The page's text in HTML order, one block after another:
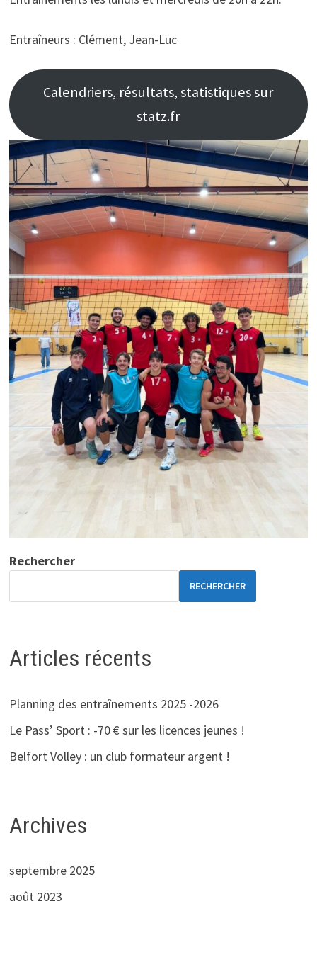
Entraîneurs : Clément, Jean-Luc
Calendriers, résultats, statistiques sur
statz.fr
Rechercher
RECHERCHER
Articles récents
Planning des entraînements 2025 -2026
Le Pass’ Sport : -70 € sur les licences jeunes !
Belfort Volley : un club formateur argent !
Archives
septembre 2025
août 2023